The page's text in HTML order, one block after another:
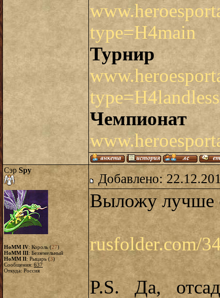
type=H4main
Турнир
type=H4landless
Сэр Spy
HoMM IV: Король (27)
HoMM III: Безземельный
HoMM II: Рыцарь (3)
Сообщения: 637
Откуда: Россия
Добавлено:
Выложу лучше
rusfolder.com/
P.S. Да,